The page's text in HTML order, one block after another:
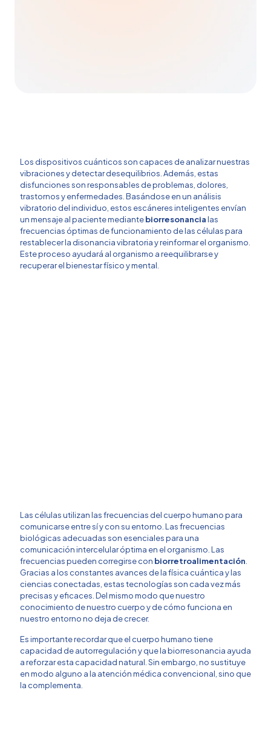
Los dispositivos cuánticos son capaces de analizar nuestras
vibraciones y detectar desequilibrios. Además, estas
disfunciones son responsables de problemas, dolores,
trastornos y enfermedades. Basándose en un análisis
vibratorio del individuo, estos escáneres inteligentes envían
un mensaje al paciente mediantebiorresonancialas
frecuencias óptimas de funcionamiento de las células para
restablecer la disonancia vibratoria y reinformar el organismo.
Este proceso ayudará al organismo a reequilibrarse y
recuperar el bienestar físico y mental.
Las células utilizan las frecuencias del cuerpo humano para
comunicarse entre sí y con su entorno. Las frecuencias
biológicas adecuadas son esenciales para una
comunicación intercelular óptima en el organismo. Las
frecuencias pueden corregirse con biorretroalimentación
Gracias a los constantes avances de la física cuántica y las
ciencias conectadas, estas tecnologías son cada vez más
precisas y eficaces. Del mismo modo que nuestro
conocimiento de nuestro cuerpo y de cómo funciona en
nuestro entorno no deja de crecer.
Es importante recordar que el cuerpo humano tiene
capacidad de autorregulación y que la biorresonancia ayuda
a reforzar esta capacidad natural. Sin embargo, no sustituye
en modo alguno a la atención médica convencional, sino que
la complementa.